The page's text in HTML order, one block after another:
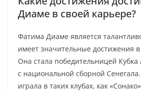
Диаме в своей карьере?
Фатима Диаме является
имеет значительные достижения
Она стала победительницей Кубка
с национальной сборной
играла в таких клубах, как